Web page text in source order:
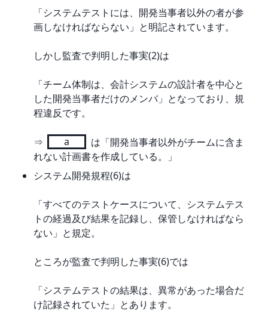
「システムテストには、開発当事者以外の者が参
画しなければならない」と明記されています。
しかし監査で判明した事実(2)は
「チーム体制は、会計システムの設計者を中心と
した開発当事者だけのメンバ」となっており、規
程違反です。
⇒ a
は「開発当事者以外がチームに含ま
れない計画書を作成している。」
システム開発規程(6)は
「すべてのテストケースについて、システムテス
トの経過及び結果を記録し、保管しなければなら
ない」と規定。
ところが監査で判明した事実(6)では
「システムテストの結果は、異常があった場合だ
け記録されていた」とあります。